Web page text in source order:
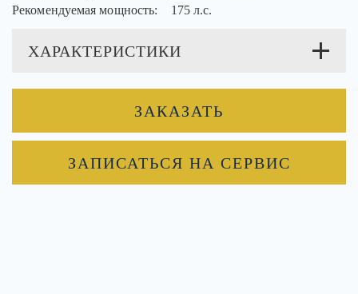
Рекомендуемая мощность: 175 л.c.
ХАРАКТЕРИСТИКИ
ЗАКАЗАТЬ
ЗАПИСАТЬСЯ НА СЕРВИС